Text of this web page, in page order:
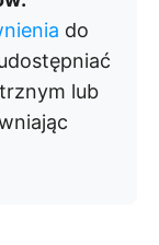
do
lub